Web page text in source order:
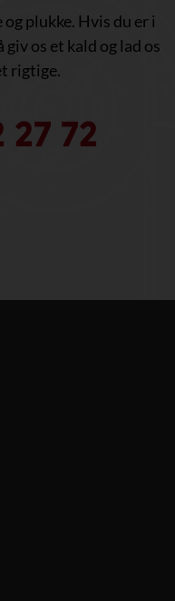
plukke. Hvis du er i
os et kald og lad os
rigtige.
27 72